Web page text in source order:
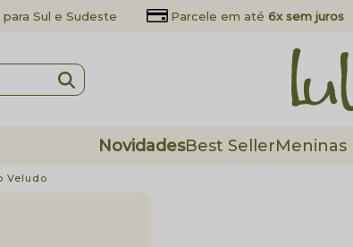
Sul e Sudeste Parcele em até 6x sem juros
NovidadesBest SellerMeninas
Veludo